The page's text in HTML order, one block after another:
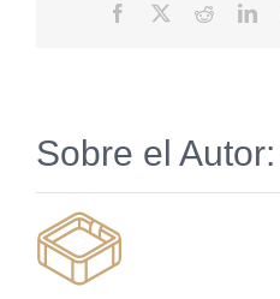
Facebook Reddit
Sobre el Autor: